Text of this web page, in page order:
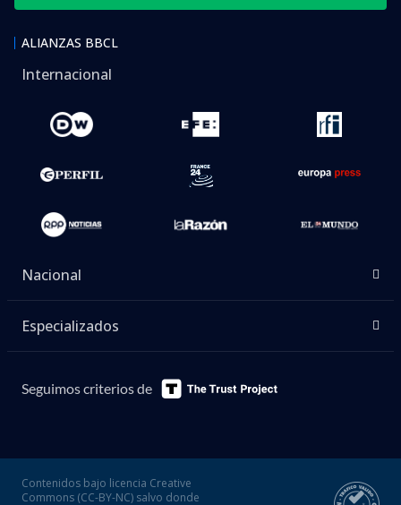
ALIANZAS BBCL
Internacional
Nacional
Especializados
Seguimos criterios de
Contenidos bajo licencia Creative
Commons (CC-BY-NC) salvo donde